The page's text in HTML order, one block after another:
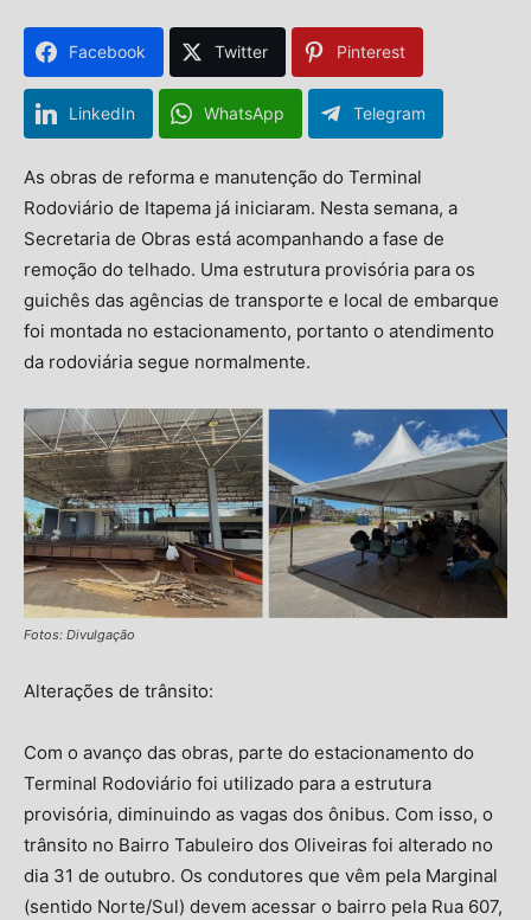
Facebook Twitter Pinterest
LinkedIn WhatsApp Telegram
As obras de reforma e manutenção do Terminal
Rodoviário de Itapema já iniciaram. Nesta semana, a
Secretaria de Obras está acompanhando a fase de
remoção do telhado. Uma estrutura provisória para os
guichês das agências de transporte e local de embarque
foi montada no estacionamento, portanto o atendimento
da rodoviária segue normalmente.
Fotos: Divulgação
Alterações de trânsito:
Com o avanço das obras, parte do estacionamento do
Terminal Rodoviário foi utilizado para a estrutura
provisória, diminuindo as vagas dos ônibus. Com isso, o
trânsito no Bairro Tabuleiro dos Oliveiras foi alterado no
dia 31 de outubro. Os condutores que vêm pela Marginal
(sentido Norte/Sul) devem acessar o bairro pela Rua 607,